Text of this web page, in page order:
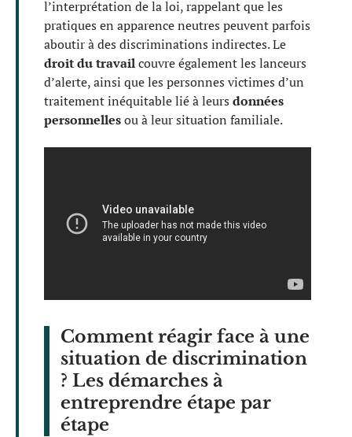
l’interprétation de la loi, rappelant que les
pratiques en apparence neutres peuvent parfois
aboutir à des discriminations indirectes. Le
droit du travailcouvre également les lanceurs
d’alerte, ainsi que les personnes victimes d’un
traitement inéquitable lié à leurs données
personnellesou à leur situation familiale.
Comment réagir face à une
situation de discrimination
? Les démarches à
entreprendre étape par
étape